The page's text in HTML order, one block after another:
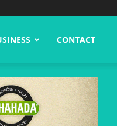
CONTACT